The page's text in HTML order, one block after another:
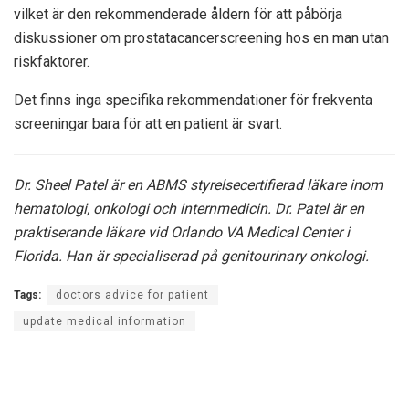
vilket är den rekommenderade åldern för att påbörja
diskussioner om prostatacancerscreening hos en man utan
riskfaktorer.
Det finns inga specifika rekommendationer för frekventa
screeningar bara för att en patient är svart.
Dr. Sheel Patel är en ABMS styrelsecertifierad läkare inom
hematologi, onkologi och internmedicin. Dr. Patel är en
praktiserande läkare vid Orlando VA Medical Center i
Florida. Han är specialiserad på genitourinary onkologi.
Tags: doctors advice for patient
update medical information